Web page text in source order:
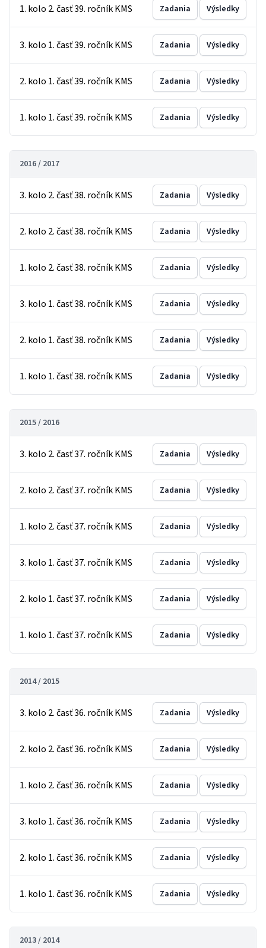
1. kolo 2. časť 39. ročník KMS Zadania Výsledky
3. kolo 1. časť 39. ročník KMS Zadania Výsledky
2. kolo 1. časť 39. ročník KMS Zadania Výsledky
1. kolo 1. časť 39. ročník KMS Zadania Výsledky
2016 / 2017
3. kolo 2. časť 38. ročník KMS Zadania Výsledky
2. kolo 2. časť 38. ročník KMS Zadania Výsledky
1. kolo 2. časť 38. ročník KMS Zadania Výsledky
3. kolo 1. časť 38. ročník KMS Zadania Výsledky
2. kolo 1. časť 38. ročník KMS Zadania Výsledky
1. kolo 1. časť 38. ročník KMS Zadania Výsledky
2015 / 2016
3. kolo 2. časť 37. ročník KMS Zadania Výsledky
2. kolo 2. časť 37. ročník KMS Zadania Výsledky
1. kolo 2. časť 37. ročník KMS Zadania Výsledky
3. kolo 1. časť 37. ročník KMS Zadania Výsledky
2. kolo 1. časť 37. ročník KMS Zadania Výsledky
1. kolo 1. časť 37. ročník KMS Zadania Výsledky
2014 / 2015
3. kolo 2. časť 36. ročník KMS Zadania Výsledky
2. kolo 2. časť 36. ročník KMS Zadania Výsledky
1. kolo 2. časť 36. ročník KMS Zadania Výsledky
3. kolo 1. časť 36. ročník KMS Zadania Výsledky
2. kolo 1. časť 36. ročník KMS Zadania Výsledky
1. kolo 1. časť 36. ročník KMS Zadania Výsledky
2013 / 2014